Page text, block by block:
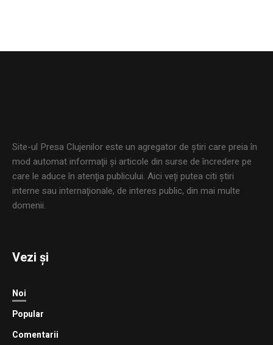
Site-ul Presa Clujenilor este un agregator de ştiri care preia în
mod automat informaţii şi articole din surse de încredere pe
care le aduce în atenţia publicului. Aici veţi putea citi ştiri
interne sau internaţionale, de interes public, din mai multe
domenii.
Vezi și
Noi
Popular
Comentarii